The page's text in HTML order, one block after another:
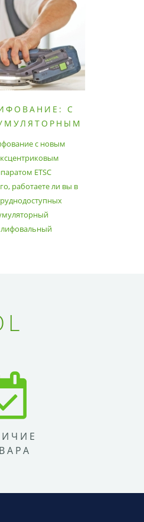
С
с новым
ETSC
работаете ли вы в